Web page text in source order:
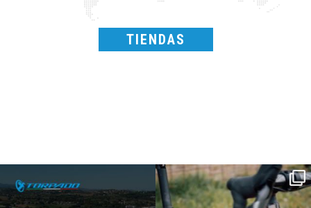
TIENDAS
IBF sta per...
Kepler R è la gravel pensata per affrontare
lunghe...